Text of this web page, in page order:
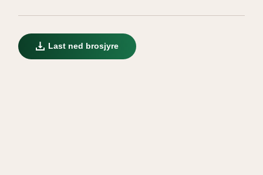
Last ned brosjyre